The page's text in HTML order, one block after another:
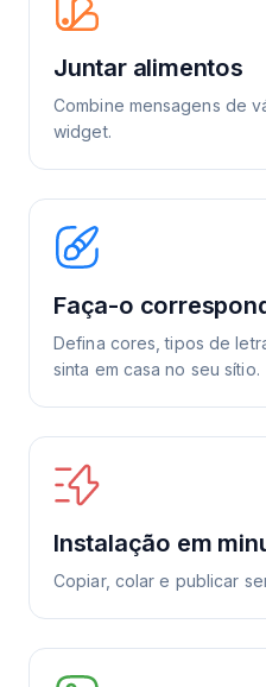
Juntar alimentos
Combine mensagens de
widget.
Faça-o
Defina cores, tipos de
sinta em casa no seu sítio.
Instalação em
Copiar, colar e publicar